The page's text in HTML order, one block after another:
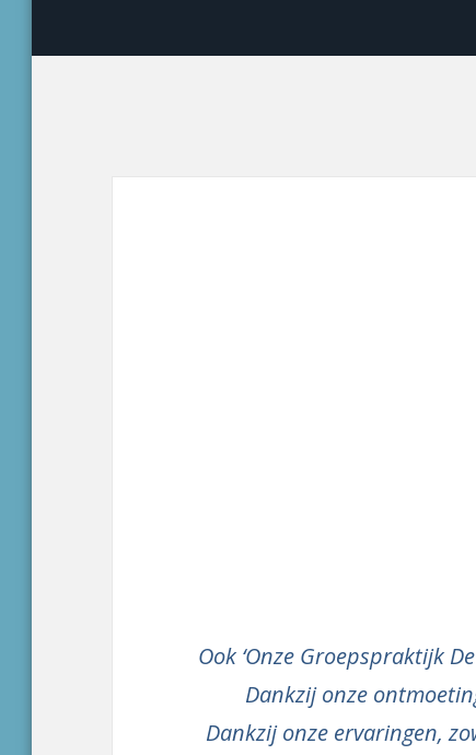
Ook ‘Onze Groepspraktijk
Dankzij onze
Dankzij onze ervaringen,